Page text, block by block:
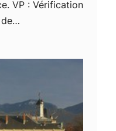
VP : Vérification
de…